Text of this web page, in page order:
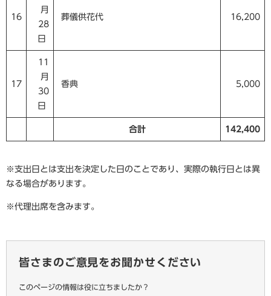
16
月
28
日
葬儀供花代 16,200
17
11
月
30
日
香典 5,000
合計 142,400
※支出日とは支出を決定した日のことであり、実際の執行日とは異
なる場合があります。
※代理出席を含みます。
皆さまのご意見をお聞かせください
このページの情報は役に立ちましたか？